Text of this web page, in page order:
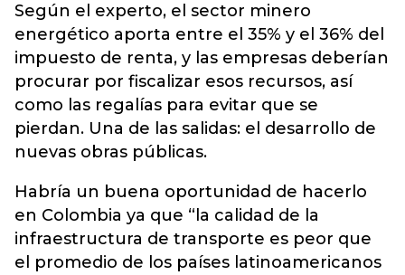
Según el experto, el sector minero
energético aporta entre el 35% y el 36% del
impuesto de renta, y las empresas deberían
procurar por fiscalizar esos recursos, así
como las regalías para evitar que se
pierdan. Una de las salidas: el desarrollo de
nuevas obras públicas.
Habría un buena oportunidad de hacerlo
en Colombia ya que “la calidad de la
infraestructura de transporte es peor que
el promedio de los países latinoamericanos